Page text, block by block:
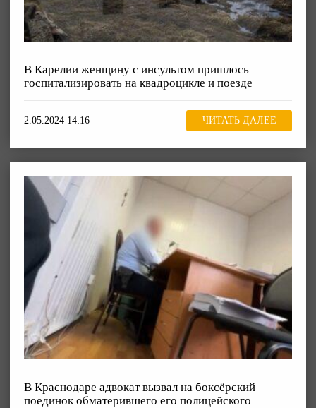
В Карелии женщину с инсультом пришлось
госпитализировать на квадроцикле и поезде
2.05.2024 14:16 ЧИТАТЬ ДАЛЕЕ
В Краснодаре адвокат вызвал на боксёрский
поединок обматерившего его полицейского